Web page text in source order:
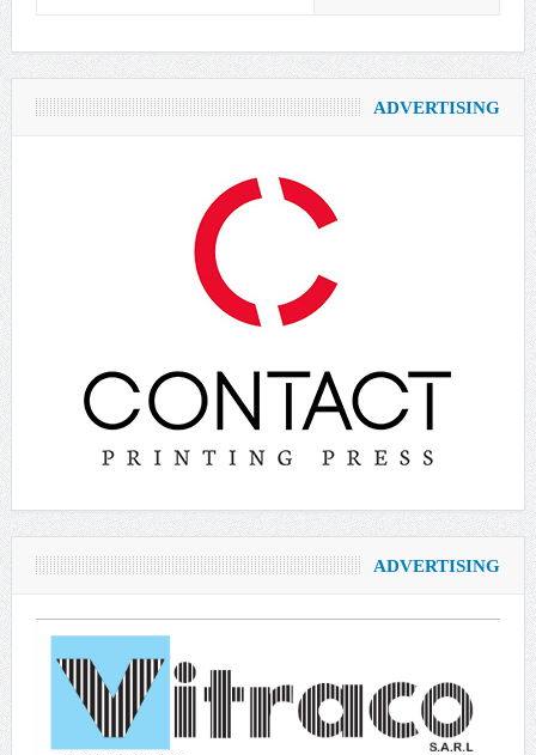
ADVERTISING
ADVERTISING